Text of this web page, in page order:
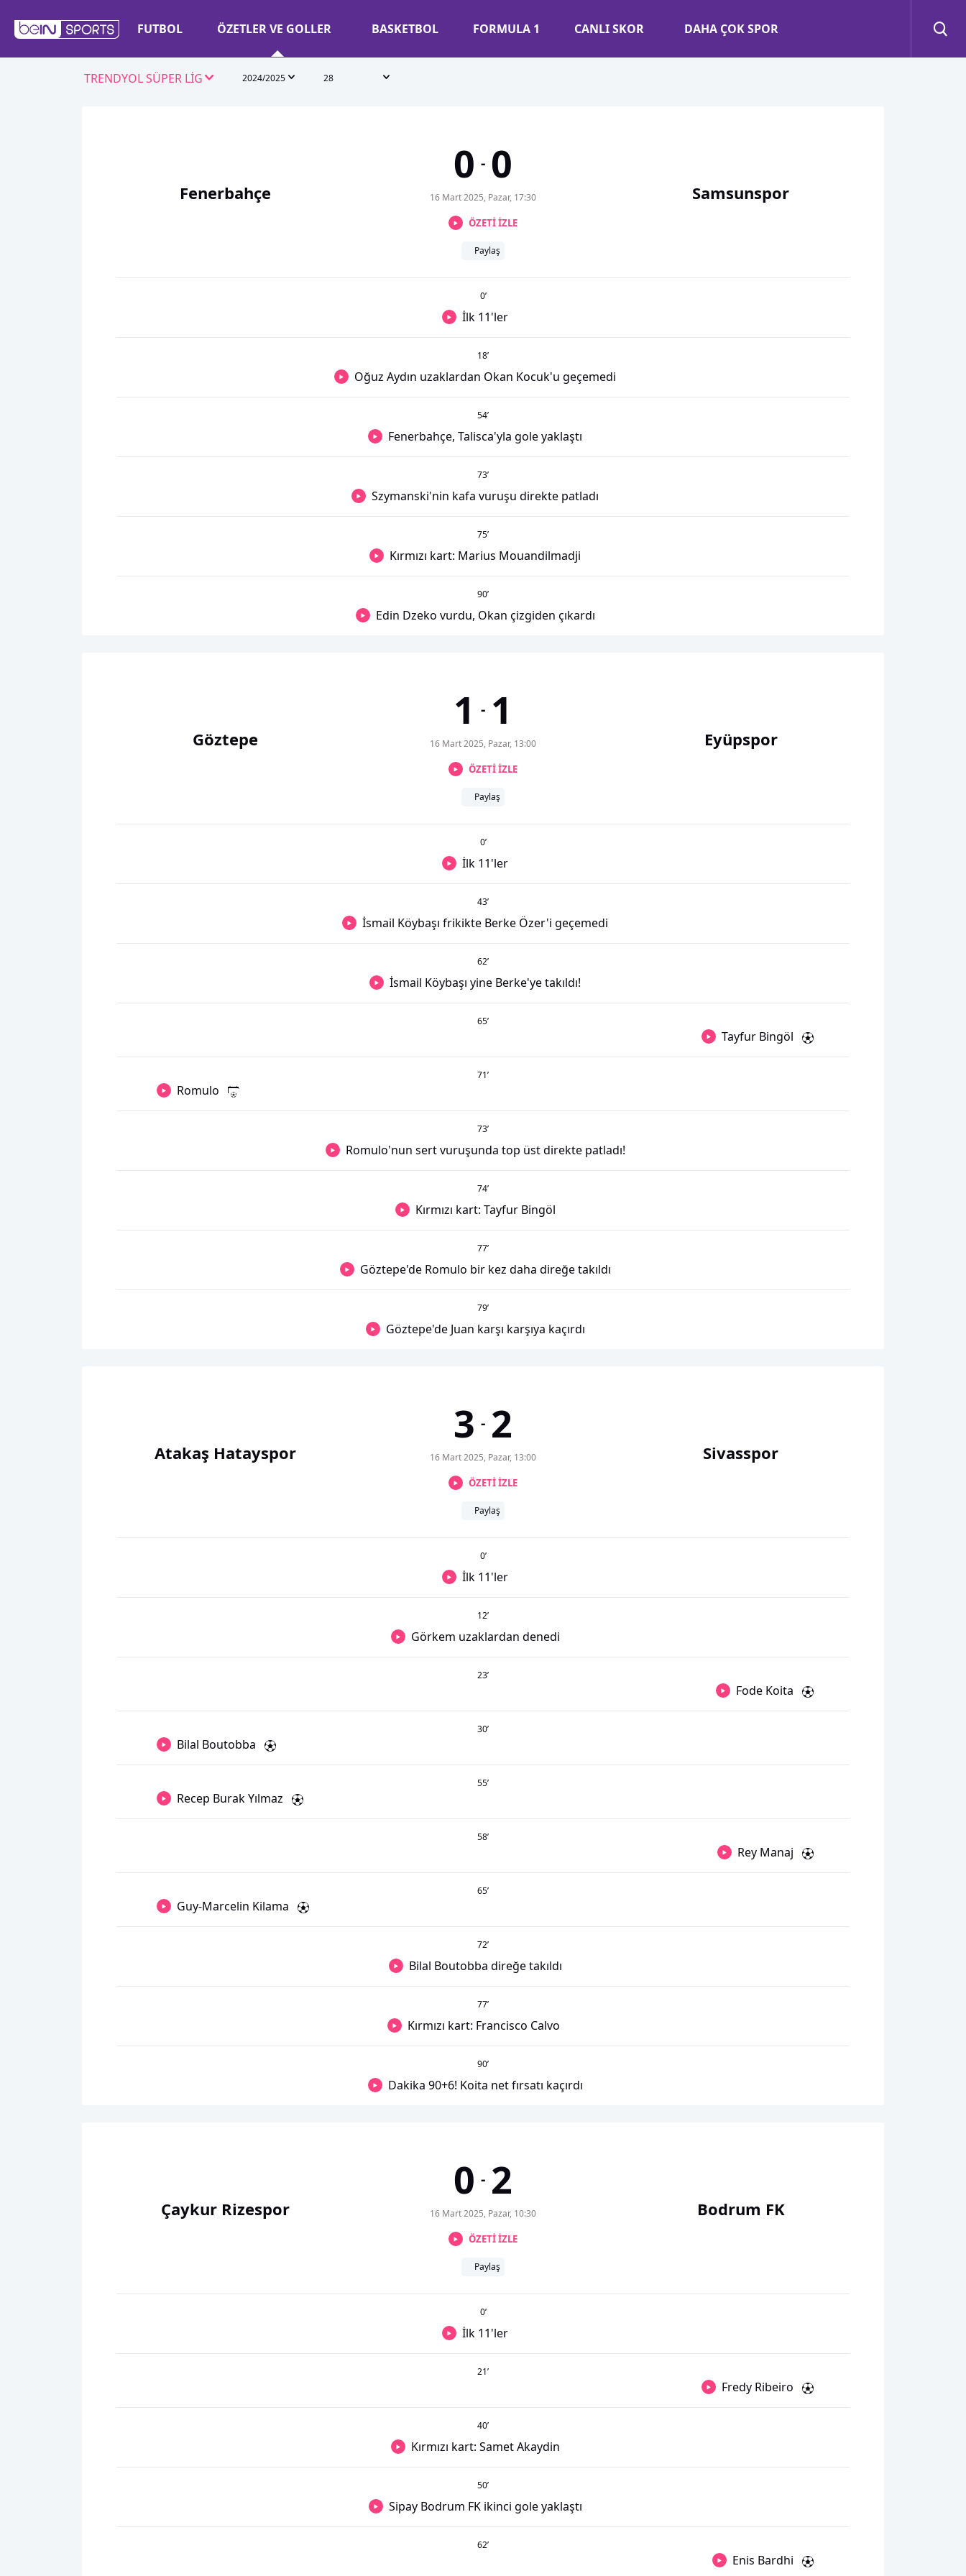
FUTBOL ÖZETLER VE GOLLER BASKETBOL FORMULA 1 CANLI SKOR DAHA ÇOK SPOR
TRENDYOL SÜPER LİG 2024/2025 28
Fenerbahçe
0 - 0
16 Mart 2025, Pazar, 17:30
ÖZETİ İZLE
Paylaş
Samsunspor
0’
İlk 11'ler
18’
Oğuz Aydın uzaklardan Okan Kocuk'u geçemedi
54’
Fenerbahçe, Talisca'yla gole yaklaştı
73’
Szymanski'nin kafa vuruşu direkte patladı
75’
Kırmızı kart: Marius Mouandilmadji
90’
Edin Dzeko vurdu, Okan çizgiden çıkardı
Göztepe
1 - 1
16 Mart 2025, Pazar, 13:00
ÖZETİ İZLE
Paylaş
Eyüpspor
0’
İlk 11'ler
43’
İsmail Köybaşı frikikte Berke Özer'i geçemedi
62’
İsmail Köybaşı yine Berke'ye takıldı!
65’
Tayfur Bingöl
71’
Romulo
73’
Romulo'nun sert vuruşunda top üst direkte patladı!
74’
Kırmızı kart: Tayfur Bingöl
77’
Göztepe'de Romulo bir kez daha direğe takıldı
79’
Göztepe'de Juan karşı karşıya kaçırdı
Atakaş Hatayspor
3 - 2
16 Mart 2025, Pazar, 13:00
ÖZETİ İZLE
Paylaş
Sivasspor
0’
İlk 11'ler
12’
Görkem uzaklardan denedi
23’
Fode Koita
30’
Bilal Boutobba
55’
Recep Burak Yılmaz
58’
Rey Manaj
65’
Guy-Marcelin Kilama
72’
Bilal Boutobba direğe takıldı
77’
Kırmızı kart: Francisco Calvo
90’
Dakika 90+6! Koita net fırsatı kaçırdı
Çaykur Rizespor
0 - 2
16 Mart 2025, Pazar, 10:30
ÖZETİ İZLE
Paylaş
Bodrum FK
0’
İlk 11'ler
21’
Fredy Ribeiro
40’
Kırmızı kart: Samet Akaydin
50’
Sipay Bodrum FK ikinci gole yaklaştı
62’
Enis Bardhi